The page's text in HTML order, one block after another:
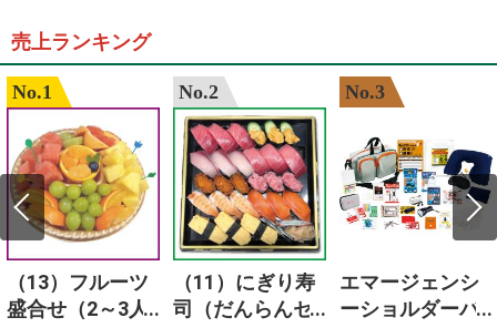
売上ランキング
No.1
（13）フルーツ
盛合せ（2～3人
No.2
（11）にぎり寿
司（だんらんセ
No.3
エマージェンシ
ーショルダーバ